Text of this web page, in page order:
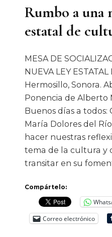
Rumbo a una
estatal de
MESA DE
NUEVA LEY
Hermosillo, Sonora.
Ponencia de Alberto
Buenos días a todos:
María Dolores del
hacer nuestras
tema de la cultura y
transitar en su
Compártelo:
Correo electrónico